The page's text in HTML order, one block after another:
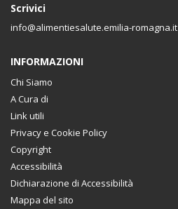
Scrivici
info@alimentiesalute.emilia-romagna.it
INFORMAZIONI
Chi Siamo
A Cura di
Link utili
Privacy e Cookie Policy
Copyright
Accessibilità
Dichiarazione di Accessibilità
Mappa del sito